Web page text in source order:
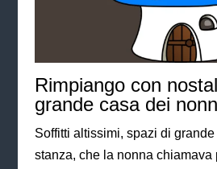
Rimpiango con
grande casa dei
Soffitti altissimi, spazi di grande
stanza, che la nonna chiamava